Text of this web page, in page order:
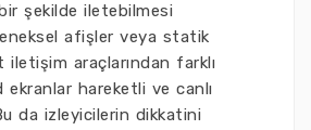
şekilde iletebilmesi
afişler veya statik
araçlarından farklı
ekranlar hareketli ve canlı
da izleyicilerin dikkatini